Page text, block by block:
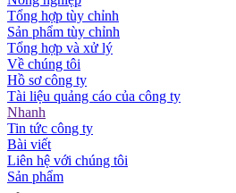
Tổng hợp tùy chỉnh
Sản phẩm tùy chỉnh
Tổng hợp và xử lý
Về chúng tôi
Hồ sơ công ty
Tài liệu quảng cáo của công ty
Nhanh
Tin tức công ty
Bài viết
Liên hệ với chúng tôi
Sản phẩm